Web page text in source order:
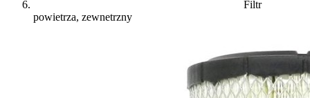
Filtr
powietrza, zewnetrzny